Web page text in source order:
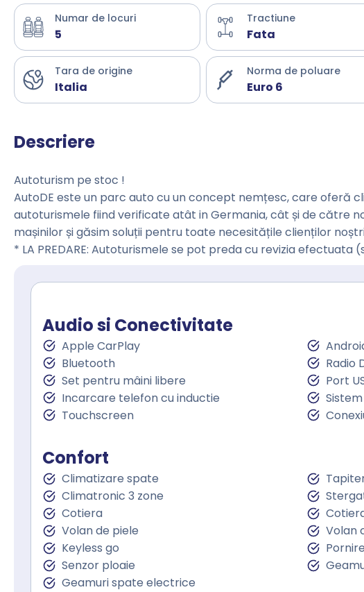
Numar de locuri
5
Tractiune
Fata
Tara de origine
Italia
Norma de poluare
Euro 6
Descriere
Autoturism pe stoc !
AutoDE este un parc auto cu un concept nemțesc, care oferă
autoturismele fiind verificate atât in Germania, cât și de către
mașinilor și găsim soluții pentru toate necesitățile clienților
* LA PREDARE: Autoturismele se pot preda cu revizia efectuata
Audio si Conectivitate
Apple CarPlay
Bluetooth
Radio
Set pentru mâini libere
Port
Incarcare telefon cu inductie
Touchscreen
Confort
Climatizare spate
Climatronic 3 zone
Cotiera
Volan de piele
Volan
Keyless go
Senzor ploaie
Geamuri spate electrice